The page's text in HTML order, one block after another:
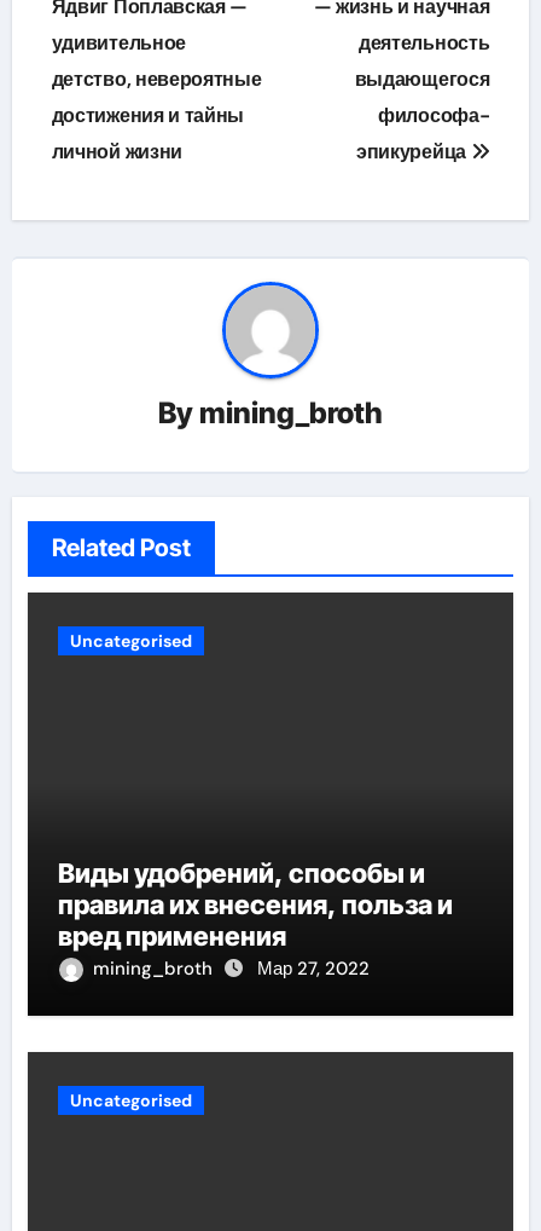
записям
Ядвиг Поплавская —
удивительное
детство, невероятные
достижения и тайны
личной жизни
— жизнь и научная
деятельность
выдающегося
философа-
эпикурейца
By mining_broth
Related Post
Uncategorised
Виды удобрений, способы и
правила их внесения, польза и
вред применения
mining_broth Мар 27, 2022
Uncategorised